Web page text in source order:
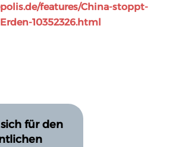
features/China-stoppt-
10352326.html
für den